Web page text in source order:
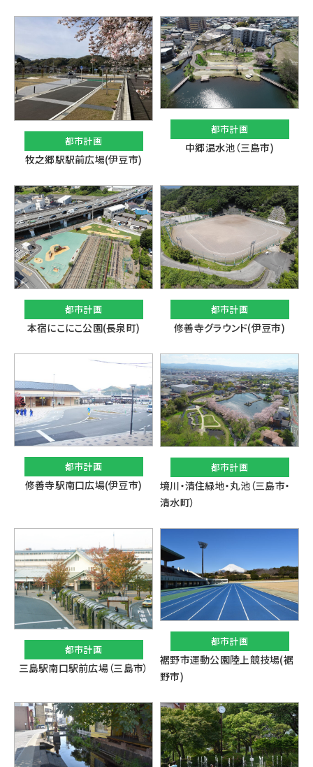
都市計画
牧之郷駅駅前広場(伊豆市)
都市計画
中郷温水池（三島市)
都市計画
本宿にこにこ公園(長泉町)
都市計画
修善寺グラウンド(伊豆市)
都市計画
修善寺駅南口広場(伊豆市)
都市計画
境川・清住緑地・丸池（三島市・
清水町）
都市計画
三島駅南口駅前広場（三島市）
都市計画
裾野市運動公園陸上競技場(裾
野市)